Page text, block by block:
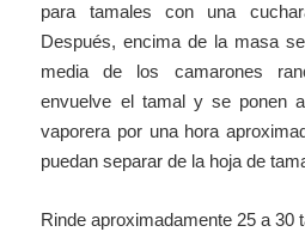
para tamales con una
Después, encima de la masa
media de los camarones
envuelve el tamal y se ponen
vaporera por una hora
puedan separar de la hoja de
Rinde aproximadamente 25 a 30